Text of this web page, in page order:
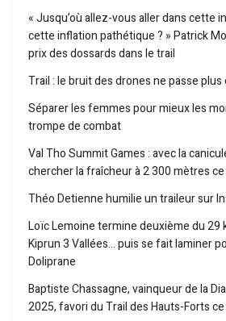
« Jusqu’où allez-vous aller dans cette
cette inflation pathétique ? » Patrick
prix des dossards dans le trail
Trail : le bruit des drones ne passe
Séparer les femmes pour mieux les
trompe de combat
Val Tho Summit Games : avec la
chercher la fraîcheur à 2 300 mètres
Théo Detienne humilie un traileur sur
Loïc Lemoine termine deuxième du 29
Kiprun 3 Vallées… puis se fait laminer
Doliprane
Baptiste Chassagne, vainqueur de la
2025, favori du Trail des Hauts-Forts